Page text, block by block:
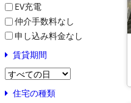
EV充電
仲介手数料なし
申し込み料金なし
賃貸期間
住宅の種類